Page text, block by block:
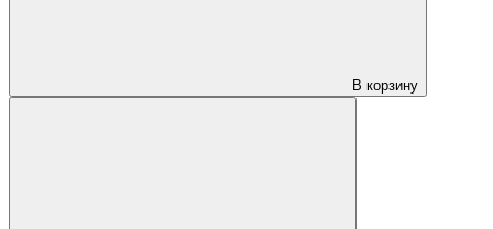
В корзину